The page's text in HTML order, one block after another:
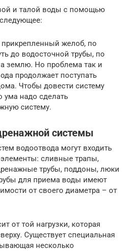
и талой воды с помощью
желоб, по
до водосточной трубы, по
землю. Но проблема так и
продолжает поступать
Чтобы довести систему
ума надо сделать
систему.
системы
водоотвода могут входить
сливные трапы,
трубы, поддоны, люки
для приема воды имеют
от своего диаметра – от
от той нагрузки, которая
Существует специальная
несколько